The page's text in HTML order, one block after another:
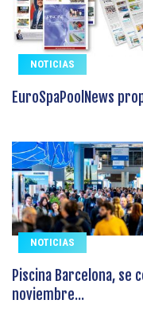
NOTICIAS
EuroSpaPoolNews
NOTICIAS
Piscina Barcelona, se
noviembre...